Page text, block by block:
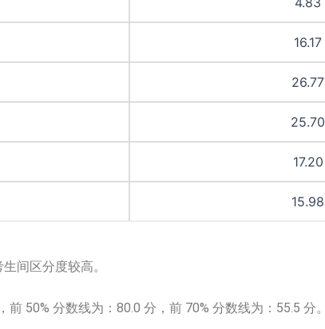
16.17
26.77
25.70
17.20
15.98
间区分度较高。
50% 分数线为：80.0 分，前 70% 分数线为：55.5 分。